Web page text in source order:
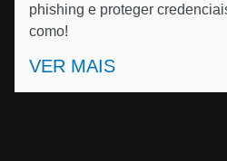
phishing e proteger
como!
VER MAIS